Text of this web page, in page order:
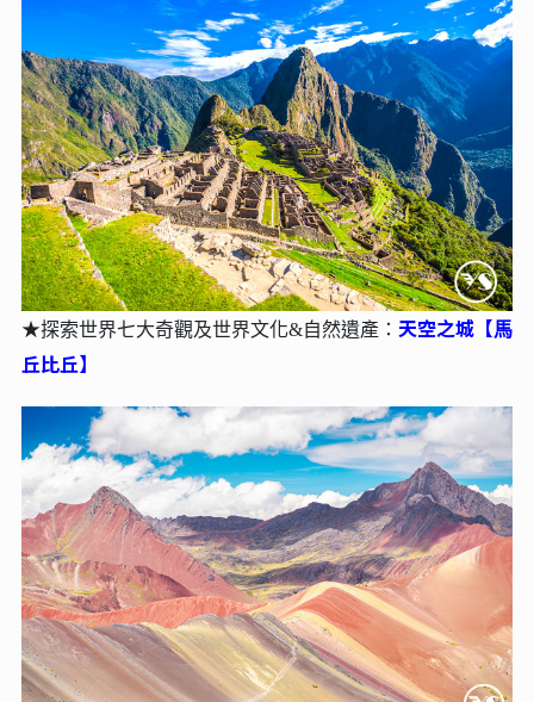
★探索世界七⼤奇觀及世界文化&⾃然遺產： 天空之城【⾺
丘比丘】